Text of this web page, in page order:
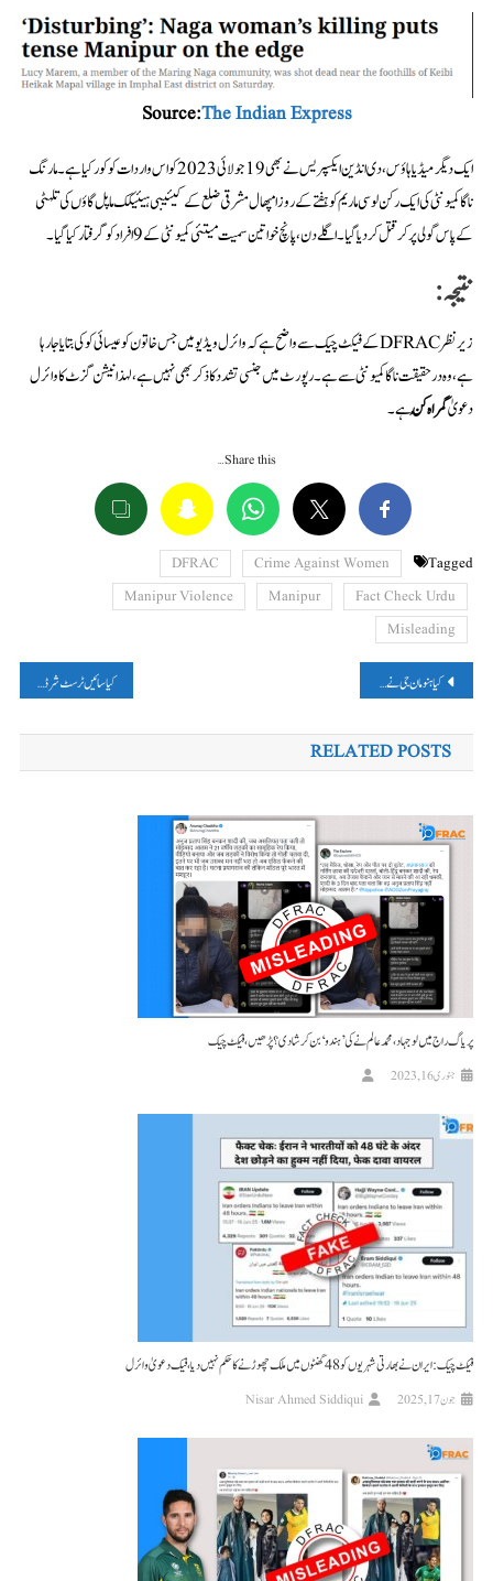
Source:The Indian Express
ایک دیگر میڈیا ہاؤس، دی انڈین ایکسپریس نے بھی 19 جولائی 2023 کو اس واردات کو کور کیا ہے۔ مارنگ
ناگا کمیونٹی کی ایک رکن لوسی ماریم کو ہفتے کے روز امپھال مشرقی ضلع کے کیئیبی ہیئیکک ماپل گاؤں کی تلہٹی
کے پاس گولی پر کر قتل کر دیا گیا۔ اگلے دن، پانچ خواتین سمیت میتئی کمیونٹی کے 9 افراد کو گرفتار کیا گیا۔
نتیجہ:
زیرنظر DFRACکے فیکٹ چیک سے واضح ہے کہ وائرل ویڈیو میں جس خاتون کو عیسائی کوکی بتایا جا رہا
ہے، وہ در حقیقت ناگا کمیونٹی سے ہے۔ رپورٹ میں جنسی تشدد کا ذکر بھی نہیں ہے، لہذا نیشن گزٹ کا وائرل
دعویٰگمراہ کُنہے۔
Share this…
Tagged
Crime Against Women
DFRAC
Fact Check Urdu
Manipur
Manipur Violence
Misleading
پوسٹوں
کی
نیویگیشن
کیا ہنومان جی نے نہیں جلائی تھی لنکا؟ پڑھیں، راہل گاندھی کی وائرل ویڈیو کلپ کا فیکٹ چیک کیا سائیں ٹرسٹ شرڈی نے حج کمیٹی کو کیا 35 کروڑ کا عطیہ؟ پڑھیں، فیکٹ چیک
RELATED POSTS
پریاگ راج میں لو جہاد، محمد عالم نے کی ’ہندو‘ بن کر شادی؟ پڑھیں، فیکٹ چیک
جنوری 16, 2023
فیکٹ چیک: ایران نے بھارتی شہریوں کو 48 گھنٹوں میں ملک چھوڑنے کا حکم نہیں دیا، فیک دعویٰ وائرل
جون 17, 2025 Nisar Ahmed Siddiqui